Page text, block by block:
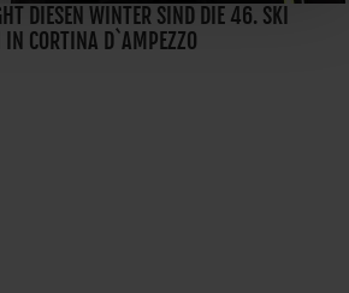
DIESEN WINTER SIND DIE 46. SKI
IN CORTINA D`AMPEZZO